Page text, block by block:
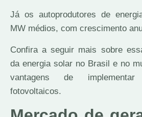
Já os autoprodutores de
MW médios, com crescimento
Confira a seguir mais sobre
da energia solar no Brasil e no
vantagens de
fotovoltaicos.